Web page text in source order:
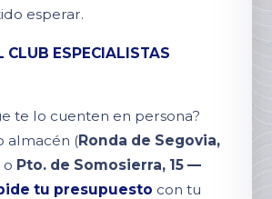
esperar.
CLUB ESPECIALISTAS
te lo cuenten en persona?
almacén (Ronda de Segovia,
o Pto. de Somosierra, 15 —
tu presupuesto con tu